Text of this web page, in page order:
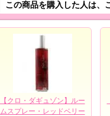
この商品を購入した人は、
【クロ・ダギュゾン】ルー
ムスプレー・レッドベリー